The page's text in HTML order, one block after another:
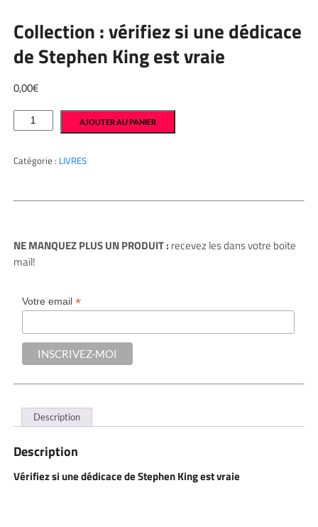
Collection : vérifiez si une dédicace
de Stephen King est vraie
0,00€
quantité
de
vérifiez
de
est
vraie
AJOUTER AU PANIER
Catégorie : LIVRES
NE MANQUEZ PLUS UN PRODUIT : recevez les dans votre boite
mail!
Votre email *
Description
Description
Vérifiez si une dédicace de Stephen King est vraie